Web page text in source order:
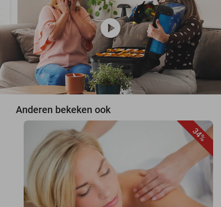
play_circle
Anderen bekeken ook
34%